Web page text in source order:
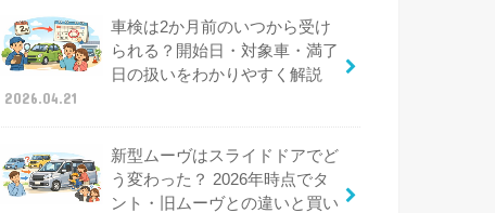
車検は2か月前のいつから受け
られる？開始日・対象車・満了
日の扱いをわかりやすく解説
2026.04.21
新型ムーヴはスライドドアでど
う変わった？ 2026年時点でタ
ント・旧ムーヴとの違いと買い